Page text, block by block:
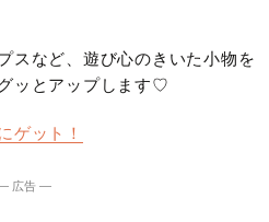
スなど、遊び心のきいた小物を
ッとアップします♡
ゲット！
広告 ―